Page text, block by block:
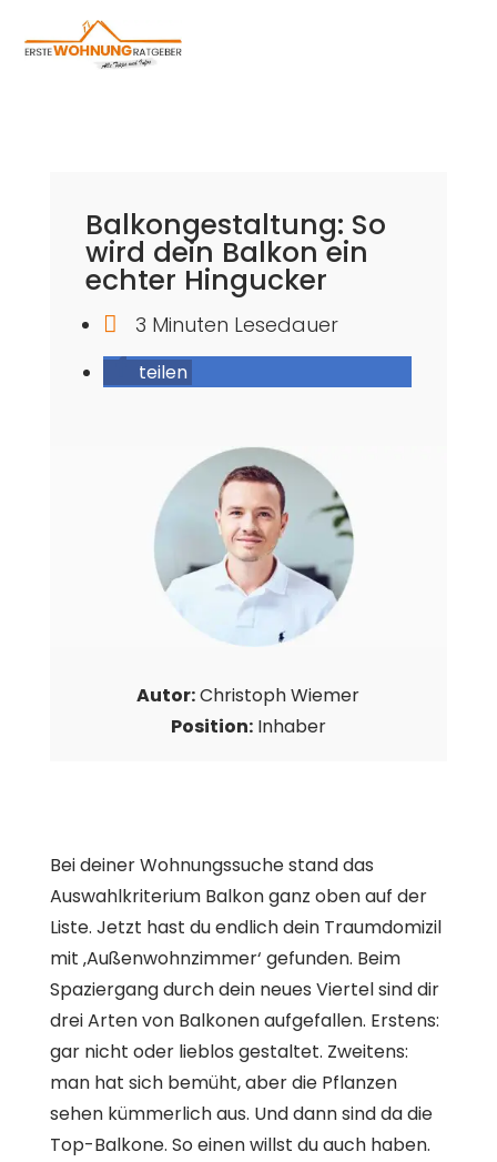
Balkongestaltung: So
wird dein Balkon ein
echter Hingucker
 3 Minuten Lesedauer
teilen
Autor:Christoph Wiemer
Position:Inhaber
Bei deiner Wohnungssuche stand das
Auswahlkriterium Balkon ganz oben auf der
Liste. Jetzt hast du endlich dein Traumdomizil
mit ‚Außenwohnzimmer‘ gefunden. Beim
Spaziergang durch dein neues Viertel sind dir
drei Arten von Balkonen aufgefallen. Erstens:
gar nicht oder lieblos gestaltet. Zweitens:
man hat sich bemüht, aber die Pflanzen
sehen kümmerlich aus. Und dann sind da die
Top-Balkone. So einen willst du auch haben.